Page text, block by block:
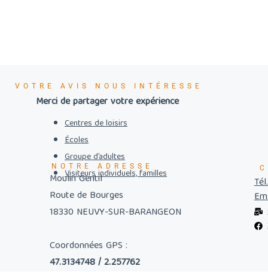
VOTRE AVIS NOUS INTÉRESSE
Merci de partager votre expérience
Centres de loisirs
Écoles
Groupe d’adultes
Visiteurs individuels, familles
NOTRE ADRESSE
Moulin Gentil
Route de Bourges
18330 NEUVY-SUR-BARANGEON
Coordonnées GPS :
47.3134748 / 2.257762